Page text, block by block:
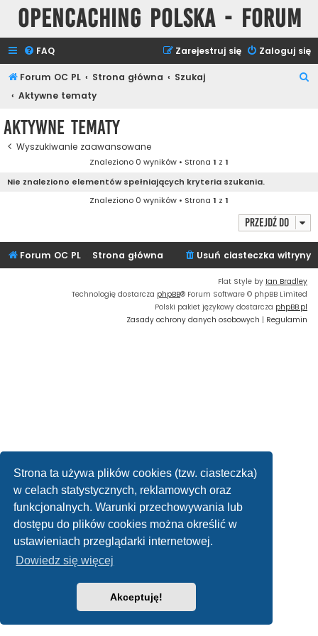
Strona ta używa plików cookies (tzw. ciasteczka)
w celach statystycznych, reklamowych oraz
funkcjonalnych. Warunki przechowywania lub
dostępu do plików cookies można określić w
ustawieniach przeglądarki internetowej.
Dowiedz się więcej
Akceptuję!
Opencaching Polska - Forum
FAQ Zaloguj się
Zarejestruj się
Forum OC PL Strona główna
Szukaj
Aktywne tematy
Aktywne tematy
Wyszukiwanie zaawansowane
Znaleziono 0 wyników • Strona 1 z 1
Nie znaleziono elementów spełniających kryteria szukania.
Znaleziono 0 wyników • Strona 1 z 1
Przejdź do
Forum OC PL Strona główna Usuń ciasteczka witryny
Flat Style by Ian Bradley
Technologię dostarcza phpBB® Forum Software © phpBB Limited
Polski pakiet językowy dostarcza phpBB.pl
Zasady ochrony danych osobowych | Regulamin